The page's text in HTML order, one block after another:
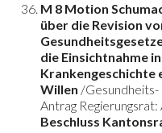
M 8 Motion
über die Revision
die Einsichtnahme
Krankengeschichte
Willen /
Antrag Regierungsrat:
Beschluss